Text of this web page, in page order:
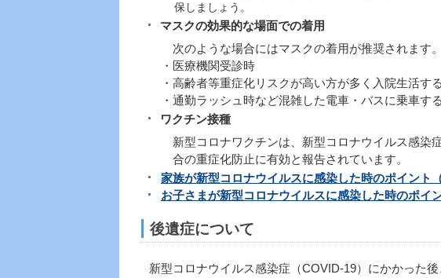
保しましょう。
マスクの効果的な場面での着用
次のような場合にはマスクの着用が推奨されます。
・医療機関受診時
・高齢者等重症化リスクが高い方が多く入院生活す
・通勤ラッシュ時など混雑した電車・バスに乗車す
ワクチン接種
新型コロナワクチンは、新型コロナウイルス感染
合の重症化防止に有効と報告されています。
家族が新型コロナウイルスに感染した時のポイント
お子さまが新型コロナウイルスに感染した時のポイ
後遺症について
新型コロナウイルス感染症（COVID-19）にかかった